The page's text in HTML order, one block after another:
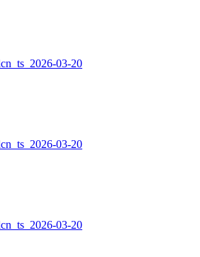
03-20
03-20
03-20